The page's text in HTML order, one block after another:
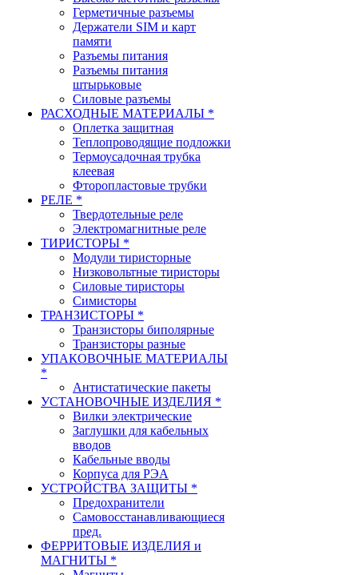
Герметичные разъемы
Держатели SIM и карт
памяти
Разъемы питания
Разъемы питания
штырьковые
Силовые разъемы
РАСХОДНЫЕ МАТЕРИАЛЫ *
Оплетка защитная
Теплопроводящие подложки
Термоусадочная трубка
клеевая
Фторопластовые трубки
РЕЛЕ *
Твердотельные реле
Электромагнитные реле
ТИРИСТОРЫ *
Модули тиристорные
Низковольтные тиристоры
Силовые тиристоры
Симисторы
ТРАНЗИСТОРЫ *
Транзисторы биполярные
Транзисторы разные
УПАКОВОЧНЫЕ МАТЕРИАЛЫ
*
Антистатические пакеты
УСТАНОВОЧНЫЕ ИЗДЕЛИЯ *
Вилки электрические
Заглушки для кабельных
вводов
Кабельные вводы
Корпуса для РЭА
УСТРОЙСТВА ЗАЩИТЫ *
Предохранители
Самовосстанавливающиеся
пред.
ФЕРРИТОВЫЕ ИЗДЕЛИЯ и
МАГНИТЫ *